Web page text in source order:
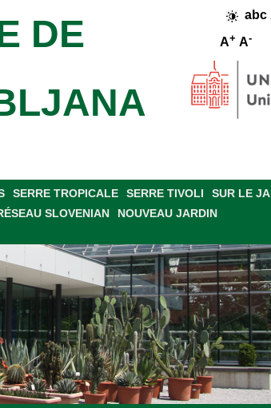
abc
A+ A-
DE
SERRE TROPICALE SERRE TIVOLI
SUR LE
SLOVENIAN NOUVEAU JARDIN